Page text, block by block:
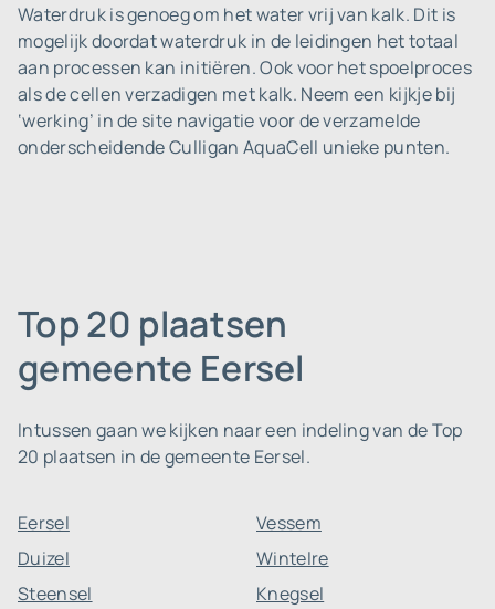
Waterdruk is genoeg om het water vrij van kalk. Dit is
mogelijk doordat waterdruk in de leidingen het totaal
aan processen kan initiëren. Ook voor het spoelproces
als de cellen verzadigen met kalk. Neem een kijkje bij
‘werking’ in de site navigatie voor de verzamelde
onderscheidende Culligan AquaCell unieke punten.
Top 20 plaatsen
gemeente Eersel
Intussen gaan we kijken naar een indeling van de Top
20 plaatsen in de gemeente Eersel.
Eersel
Vessem
Duizel
Wintelre
Steensel
Knegsel